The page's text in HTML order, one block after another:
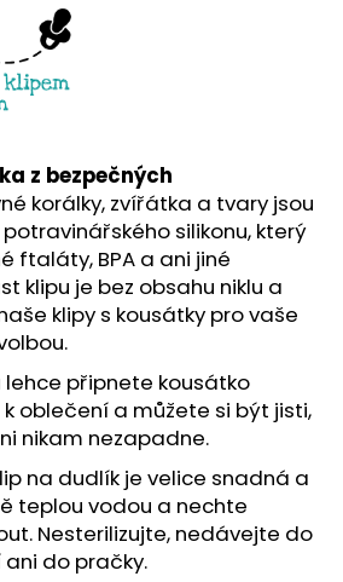
z bezpečných
korálky, zvířátka a tvary jsou
potravinářského silikonu, který
ftaláty, BPA a ani jiné
klipu je bez obsahu niklu a
klipy s kousátky pro vaše
lehce připnete kousátko
oblečení a můžete si být jisti,
nikam nezapadne.
na dudlík je velice snadná a
teplou vodou a nechte
Nesterilizujte, nedávejte do
do pračky.